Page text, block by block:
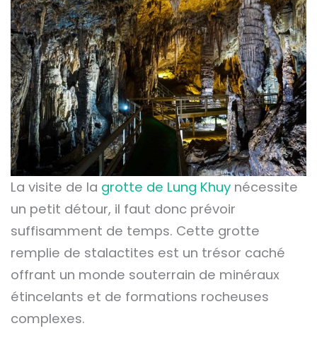
La visite de la grotte de Lung Khuy nécessite
un petit détour, il faut donc prévoir
suffisamment de temps. Cette grotte
remplie de stalactites est un trésor caché
offrant un monde souterrain de minéraux
étincelants et de formations rocheuses
complexes.